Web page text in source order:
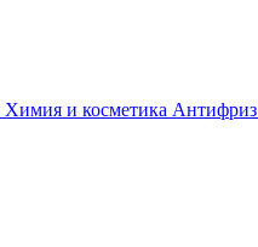
Химия и косметика Антифриз